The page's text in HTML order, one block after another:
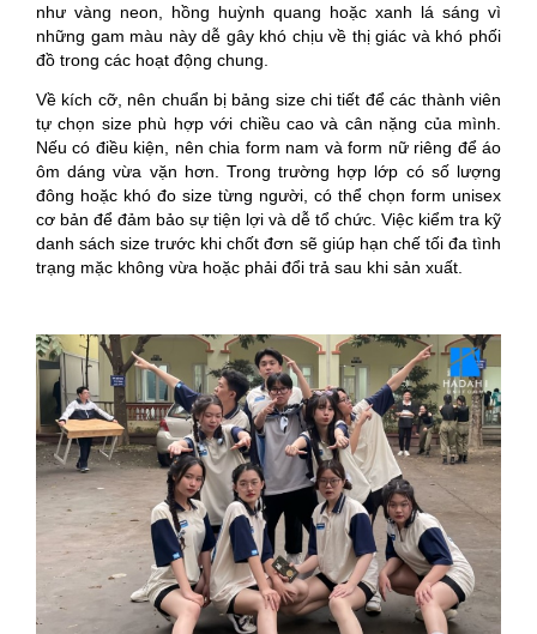
như vàng neon, hồng huỳnh quang hoặc xanh lá sáng vì
những gam màu này dễ gây khó chịu về thị giác và khó phối
đồ trong các hoạt động chung.
Về kích cỡ, nên chuẩn bị bảng size chi tiết để các thành viên
tự chọn size phù hợp với chiều cao và cân nặng của mình.
Nếu có điều kiện, nên chia form nam và form nữ riêng để áo
ôm dáng vừa vặn hơn. Trong trường hợp lớp có số lượng
đông hoặc khó đo size từng người, có thể chọn form unisex
cơ bản để đảm bảo sự tiện lợi và dễ tổ chức. Việc kiểm tra kỹ
danh sách size trước khi chốt đơn sẽ giúp hạn chế tối đa tình
trạng mặc không vừa hoặc phải đổi trả sau khi sản xuất.